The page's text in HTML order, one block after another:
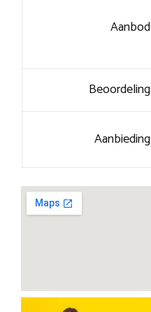
Aanbod
Beoordeling
Aanbieding